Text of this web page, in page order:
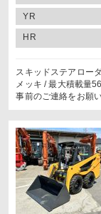
YR
HR
スキッドステアロー
メッキ / 最大積載量
事前のご連絡をお願